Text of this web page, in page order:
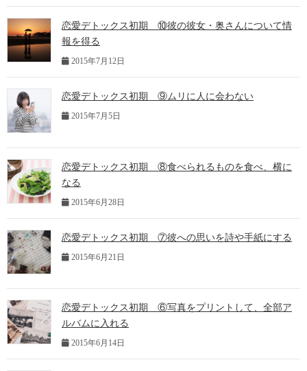
恋愛デトックス初期 ⑩彼の彼女・奥さんについて情
報を得る
2015年7月12日
恋愛デトックス初期 ⑨ムリに人に会わない
2015年7月5日
恋愛デトックス初期 ⑧食べられるものを食べ、横に
なる
2015年6月28日
恋愛デトックス初期 ⑦彼への思いを詩や手紙にする
2015年6月21日
恋愛デトックス初期 ⑥写真をプリントして、全部ア
ルバムに入れる
2015年6月14日